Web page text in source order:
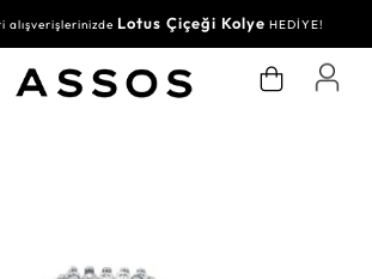
Lotus Çiçeği Kolye HEDİYE!